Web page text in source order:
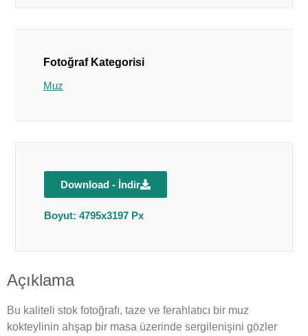
Fotoğraf Kategorisi
Muz
Download - İndir
Boyut: 4795x3197 Px
Açıklama
Bu kaliteli stok fotoğrafı, taze ve ferahlatıcı bir muz
kokteylinin ahşap bir masa üzerinde sergilenişini gözler